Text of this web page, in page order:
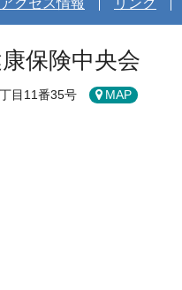
アクセス情報 リンク
保険中央会
目11番35号
MAP